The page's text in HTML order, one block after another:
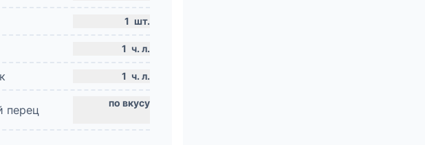
1 шт.
1 ч. л.
1 ч. л.
перец